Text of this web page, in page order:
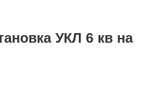
УКЛ 6 кв на